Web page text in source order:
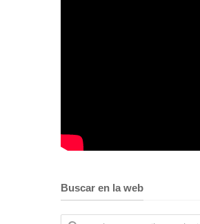
Buscar en la web